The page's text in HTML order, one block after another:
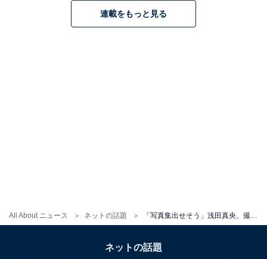
All About ニュース ネットの話題
連載をもっと見る
ネットの話題